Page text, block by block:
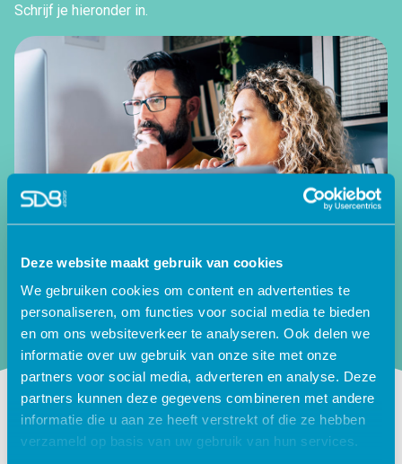
Deze website maakt gebruik van cookies
We gebruiken cookies om content en advertenties te
personaliseren, om functies voor social media te bieden
en om ons websiteverkeer te analyseren. Ook delen we
informatie over uw gebruik van onze site met onze
partners voor social media, adverteren en analyse. Deze
partners kunnen deze gegevens combineren met andere
informatie die u aan ze heeft verstrekt of die ze hebben
verzameld op basis van uw gebruik van hun services.
Schrijf je hieronder in.
Schrijf je in